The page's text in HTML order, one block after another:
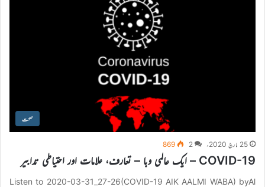
صحت
25 مارچ 2020ء 2
869
COVID-19 – ایک عالمی وبا – تعارف، علامات اور احتیاطی تدابیر
Listen to 2020-03-31_27-26(COVID-19 AIK AALMI WABA) byAl